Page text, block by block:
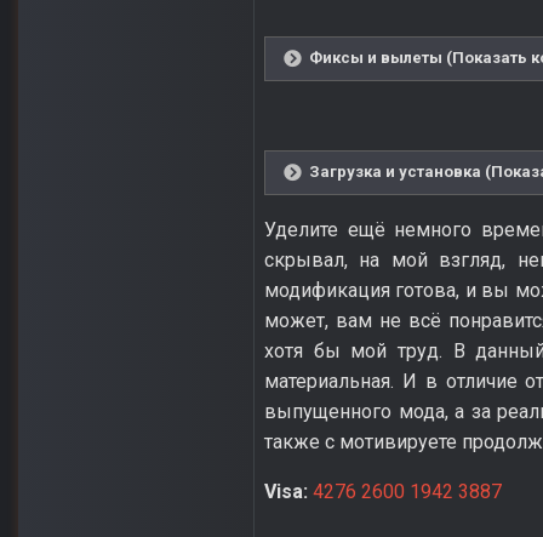
Фиксы и вылеты (Показать
Загрузка и установка
Уделите ещё немного
скрывал, на мой взгляд,
модификация готова, и вы
может, вам не всё
хотя бы мой труд. В
материальная. И в отличие
выпущенного мода, а за
также с мотивируете
Visa: 4276 2600 1942 3887